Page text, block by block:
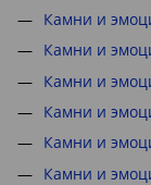
Камни и
Камни и
Камни и
Камни и
Камни и
Камни и